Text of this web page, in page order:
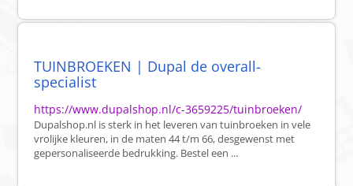
TUINBROEKEN | Dupal de overall-
specialist
https://www.dupalshop.nl/c-3659225/tuinbroeken/
Dupalshop.nl is sterk in het leveren van tuinbroeken in vele
vrolijke kleuren, in de maten 44 t/m 66, desgewenst met
gepersonaliseerde bedrukking. Bestel een ...